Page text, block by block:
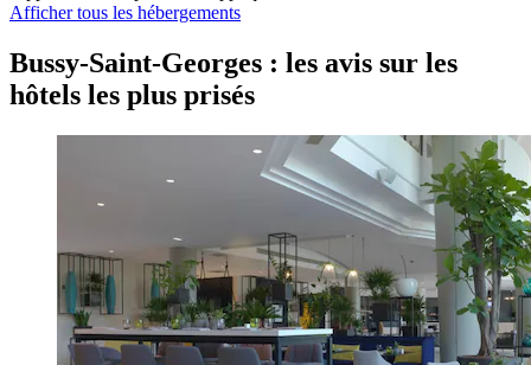
Afficher tous les hébergements
Bussy-Saint-Georges : les avis sur les
hôtels les plus prisés